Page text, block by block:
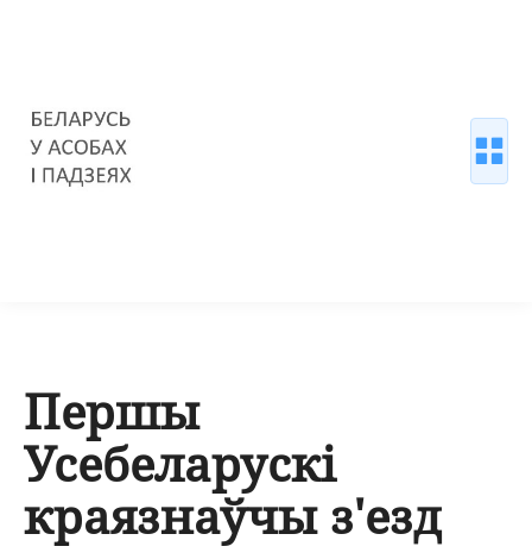
Першы
Усебеларускі
краязнаўчы з'езд